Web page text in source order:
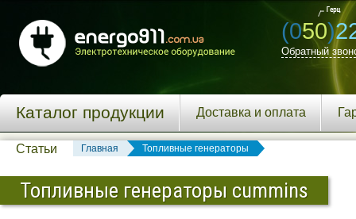
(050)
Обратный
Каталог продукции Доставка и оплата
Статьи Главная Топливные генераторы
Топливные генераторы cummins